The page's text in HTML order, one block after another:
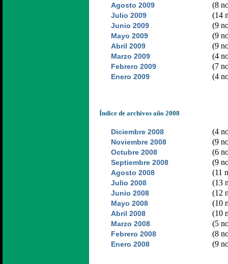
Agosto 2009 (8
Julio 2009 (14
Junio 2009 (9
Mayo 2009 (9
Abril 2009 (9
Marzo 2009 (4
Febrero 2009 (7
Enero 2009 (4
Índice de archivos año 2008
Diciembre 2008 (4
Noviembre 2008 (9
Octubre 2008 (6
Septiembre 2008 (9
Agosto 2008 (11
Julio 2008 (13
Junio 2008 (12
Mayo 2008 (10
Abril 2008 (10
Marzo 2008 (5
Febrero 2008 (8
Enero 2008 (9